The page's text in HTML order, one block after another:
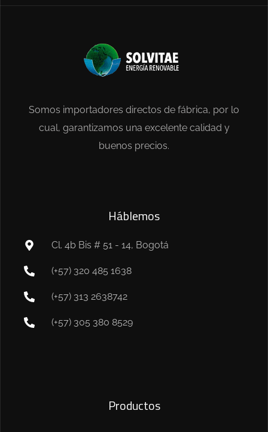
Somos importadores directos de fábrica, por lo
cual, garantizamos una excelente calidad y
buenos precios.
Háblemos
Cl. 4b Bis # 51 - 14, Bogotá
(+57) 320 485 1638
(+57) 313 2638742
(+57) 305 380 8529
Productos